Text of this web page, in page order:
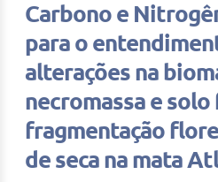
Carbono e
para o
alterações na
necromassa e
fragmentação
de seca na mata